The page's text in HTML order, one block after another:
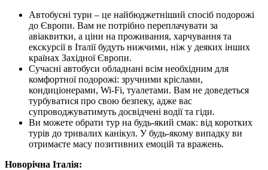
Автобусні тури – це найбюджетніший спосіб подорожі
до Європи. Вам не потрібно переплачувати за
авіаквитки, а ціни на проживання, харчування та
екскурсії в Італії будуть нижчими, ніж у деяких інших
країнах Західної Європи.
Сучасні автобуси обладнані всім необхідним для
комфортної подорожі: зручними кріслами,
кондиціонерами, Wi-Fi, туалетами. Вам не доведеться
турбуватися про свою безпеку, адже вас
супроводжуватимуть досвідчені водії та гіди.
Ви можете обрати тур на будь-який смак: від коротких
турів до тривалих канікул. У будь-якому випадку ви
отримаєте масу позитивних емоцій та вражень.
Новорічна Італія: